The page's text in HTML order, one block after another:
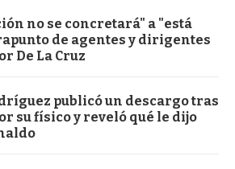
no se concretará" a "está
de agentes y dirigentes
De La Cruz
publicó un descargo tras
su físico y reveló qué le dijo